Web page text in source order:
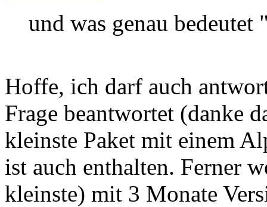
und was genau
Hoffe, ich darf auch
Frage beantwortet (danke
kleinste Paket mit einem
ist auch enthalten. Ferner
kleinste) mit 3 Monate